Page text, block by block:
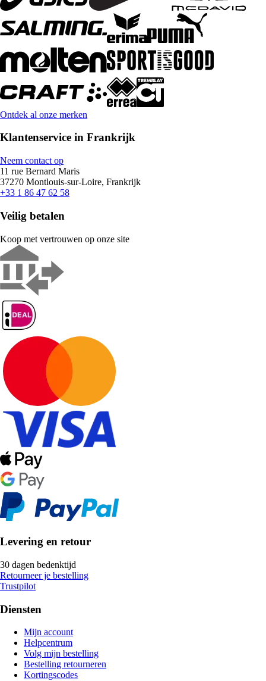
Ontdek al onze merken
Klantenservice in Frankrijk
Neem contact op
11 rue Bernard Maris
37270 Montlouis-sur-Loire, Frankrijk
+33 1 86 47 62 58
Veilig betalen
Koop met vertrouwen op onze site
Levering en retour
30 dagen bedenktijd
Retourneer je bestelling
Trustpilot
Diensten
Mijn account
Helpcentrum
Volg mijn bestelling
Bestelling retourneren
Kortingscodes